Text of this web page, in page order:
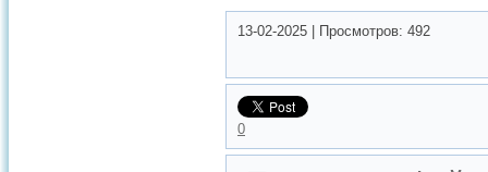
13-02-2025 Просмотров: 492
0